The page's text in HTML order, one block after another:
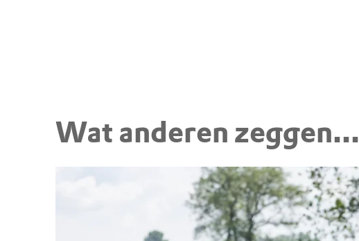
Wat anderen zeggen...